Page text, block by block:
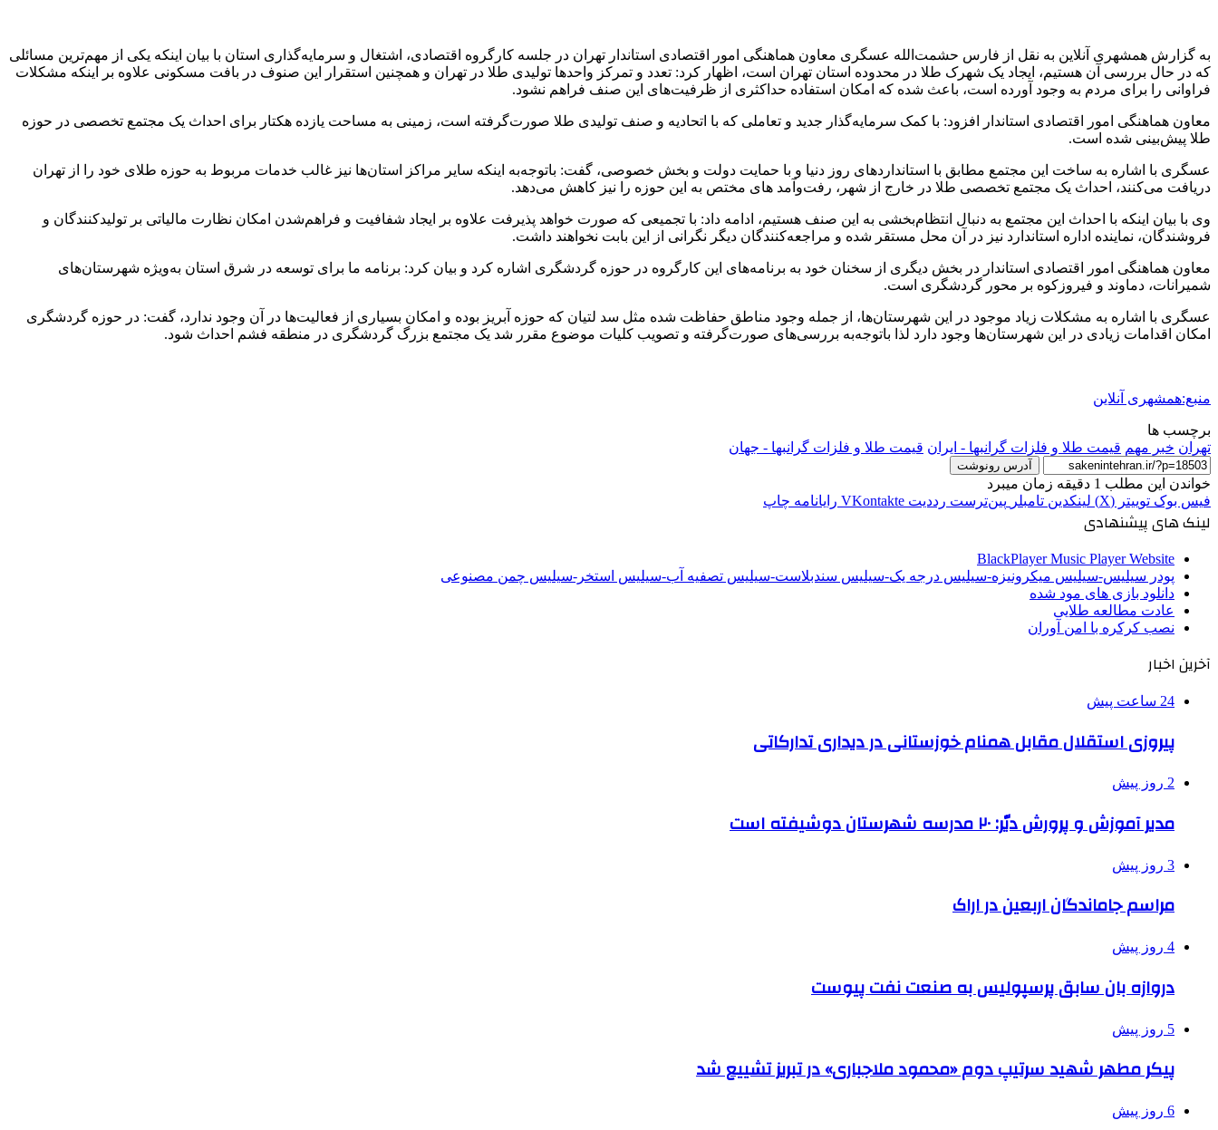
به گزارش همشهری آنلاین به نقل از فارس حشمت‌الله عسگری معاون هماهنگی امور اقتصادی استاندار تهران در جلسه کارگروه اقتصادی، اشتغال و سرمایه‌گذاری استان با بیان اینکه یکی از مهم‌ترین مسائلی
که در حال بررسی آن هستیم، ایجاد یک شهرک طلا در محدوده استان تهران است، اظهار کرد: تعدد و تمرکز واحدها تولیدی طلا در تهران و همچنین استقرار این صنوف در بافت مسکونی علاوه بر اینکه مشکلات
فراوانی را برای مردم به وجود آورده است، باعث شده که امکان استفاده حداکثری از ظرفیت‌های این صنف فراهم نشود.
معاون هماهنگی امور اقتصادی استاندار افزود: با کمک سرمایه‌گذار جدید و تعاملی که با اتحادیه و صنف تولیدی طلا صورت‌گرفته است، زمینی به مساحت یازده هکتار برای احداث یک مجتمع تخصصی در حوزه
طلا پیش‌بینی شده است.
عسگری با اشاره به ساخت این مجتمع مطابق با استانداردهای روز دنیا و با حمایت دولت و بخش خصوصی، گفت: باتوجه‌به اینکه سایر مراکز استان‌ها نیز غالب خدمات مربوط به حوزه طلای خود را از تهران
دریافت می‌کنند، احداث یک مجتمع تخصصی طلا در خارج از شهر، رفت‌وآمد های مختص به این حوزه را نیز کاهش می‌دهد.
وی با بیان اینکه با احداث این مجتمع به دنبال انتظام‌بخشی به این صنف هستیم، ادامه داد: با تجمیعی که صورت خواهد پذیرفت علاوه بر ایجاد شفافیت و فراهم‌شدن امکان نظارت مالیاتی بر تولیدکنندگان و
فروشندگان، نماینده اداره استاندارد نیز در آن محل مستقر شده و مراجعه‌کنندگان دیگر نگرانی از این بابت نخواهند داشت.
معاون هماهنگی امور اقتصادی استاندار در بخش دیگری از سخنان خود به برنامه‌های این کارگروه در حوزه گردشگری اشاره کرد و بیان کرد: برنامه ما برای توسعه در شرق استان به‌ویژه شهرستان‌های
شمیرانات، دماوند و فیروزکوه بر محور گردشگری است.
عسگری با اشاره به مشکلات زیاد موجود در این شهرستان‌ها، از جمله وجود مناطق حفاظت شده مثل سد لتیان که حوزه آبریز بوده و امکان بسیاری از فعالیت‌ها در آن وجود ندارد، گفت: در حوزه گردشگری
امکان اقدامات زیادی در این شهرستان‌ها وجود دارد لذا باتوجه‌به بررسی‌های صورت‌گرفته و تصویب کلیات موضوع مقرر شد یک مجتمع بزرگ گردشگری در منطقه فشم احداث شود.
منبع:همشهری آنلاین
برچسب ها
تهران خبر مهم قیمت طلا و فلزات گرانبها - ایران قیمت طلا و فلزات گرانبها - جهان
آدرس رونوشت
خواندن این مطلب 1 دقیقه زمان میبرد
فیس بوک توییتر (X) لینکدین ‫تامبلر ‫پین‌ترست ‫رددیت ‫VKontakte رایانامه چاپ
لینک های پیشنهادی
BlackPlayer Music Player Website
پودر سیلیس-سیلیس میکرونیزه-سیلیس درجه یک-سیلیس سندبلاست-سیلیس تصفیه آب-سیلیس استخر-سیلیس چمن مصنوعی
دانلود بازی های مود شده
عادت مطالعه طلایی
نصب کرکره با امن آوران
آخرین اخبار
24 ساعت پیش
پیروزی استقلال مقابل همنام خوزستانی در دیداری تدارکاتی
2 روز پیش
مدیر آموزش و پرورش دیّر: ۲۰ مدرسه شهرستان دوشیفته است
3 روز پیش
مراسم جاماندگان اربعین در اراک
4 روز پیش
دروازه بان سابق پرسپولیس به صنعت نفت پیوست
5 روز پیش
پیکر مطهر شهید سرتیپ دوم «محمود ملاجباری» در تبریز تشییع شد
6 روز پیش